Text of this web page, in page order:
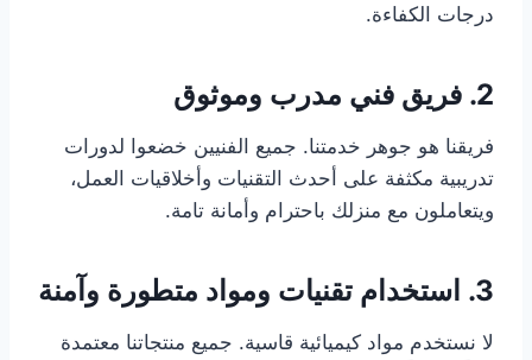
درجات الكفاءة.
2. فريق فني مدرب وموثوق
فريقنا هو جوهر خدمتنا. جميع الفنيين خضعوا لدورات
تدريبية مكثفة على أحدث التقنيات وأخلاقيات العمل،
ويتعاملون مع منزلك باحترام وأمانة تامة.
3. استخدام تقنيات ومواد متطورة وآمنة
لا نستخدم مواد كيميائية قاسية. جميع منتجاتنا معتمدة